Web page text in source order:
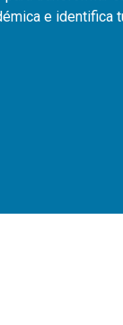
e identifica